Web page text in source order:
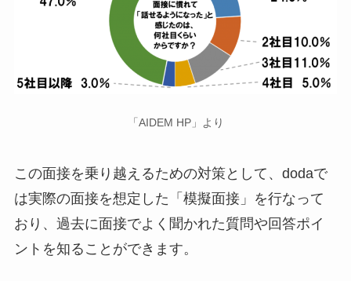
「AIDEM HP」より
この面接を乗り越えるための対策として、dodaで
は実際の面接を想定した「模擬面接」を行なって
おり、過去に面接でよく聞かれた質問や回答ポイ
ントを知ることができます。